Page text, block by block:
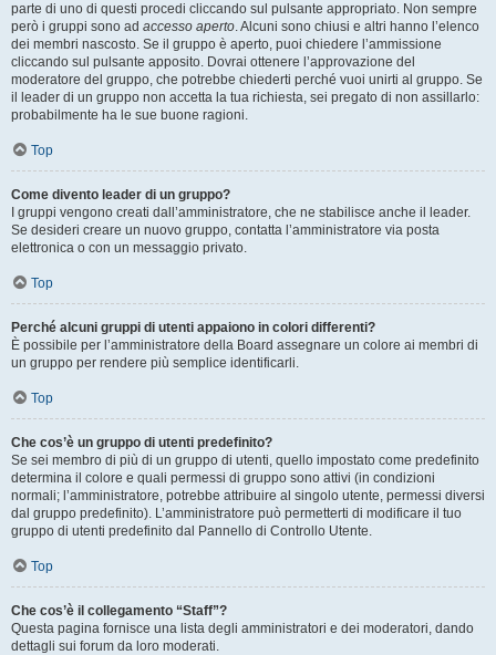
parte di uno di questi procedi cliccando sul pulsante appropriato. Non sempre
però i gruppi sono ad accesso aperto. Alcuni sono chiusi e altri hanno l’elenco
dei membri nascosto. Se il gruppo è aperto, puoi chiedere l’ammissione
cliccando sul pulsante apposito. Dovrai ottenere l’approvazione del
moderatore del gruppo, che potrebbe chiederti perché vuoi unirti al gruppo. Se
il leader di un gruppo non accetta la tua richiesta, sei pregato di non assillarlo:
probabilmente ha le sue buone ragioni.
Top
Come divento leader di un gruppo?
I gruppi vengono creati dall’amministratore, che ne stabilisce anche il leader.
Se desideri creare un nuovo gruppo, contatta l’amministratore via posta
elettronica o con un messaggio privato.
Top
Perché alcuni gruppi di utenti appaiono in colori differenti?
È possibile per l’amministratore della Board assegnare un colore ai membri di
un gruppo per rendere più semplice identificarli.
Top
Che cos’è un gruppo di utenti predefinito?
Se sei membro di più di un gruppo di utenti, quello impostato come predefinito
determina il colore e quali permessi di gruppo sono attivi (in condizioni
normali; l’amministratore, potrebbe attribuire al singolo utente, permessi diversi
dal gruppo predefinito). L’amministratore può permetterti di modificare il tuo
gruppo di utenti predefinito dal Pannello di Controllo Utente.
Top
Che cos’è il collegamento “Staff”?
Questa pagina fornisce una lista degli amministratori e dei moderatori, dando
dettagli sui forum da loro moderati.